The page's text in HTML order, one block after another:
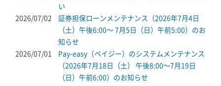
い
2026/07/02
証券担保ローンメンテナンス（2026年7月4日
（土）午後6:00～ 7月5日（日）午前5:00）のお
知らせ
2026/07/01
Pay-easy（ペイジー）のシステムメンテナンス
（2026年7月18日（土） 午後8:00～7月19日
（日）午前6:00）のお知らせ